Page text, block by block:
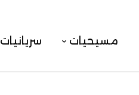
مسيحيات سريانيات